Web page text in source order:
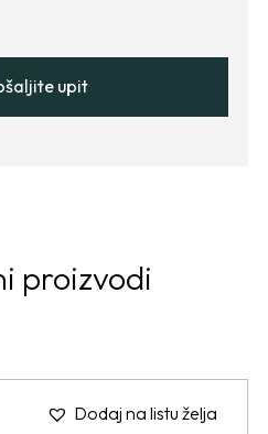
upit
proizvodi
Dodaj na listu želja